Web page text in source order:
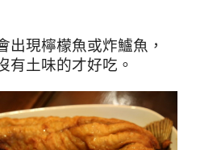
出現檸檬魚或炸鱸魚，
有土味的才好吃。